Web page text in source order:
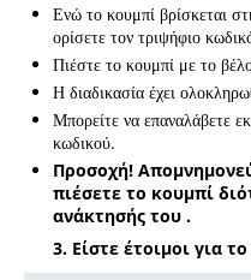
Ενώ το κουμπί βρίσκεται
ορίσετε τον τριψήφιο
Πιέστε το κουμπί με το
Η διαδικασία έχει
Μπορείτε να επαναλάβετε
κωδικού.
Προσοχή!
πιέσετε το κουμπί
ανάκτησής του .
3. Είστε έτοιμοι για